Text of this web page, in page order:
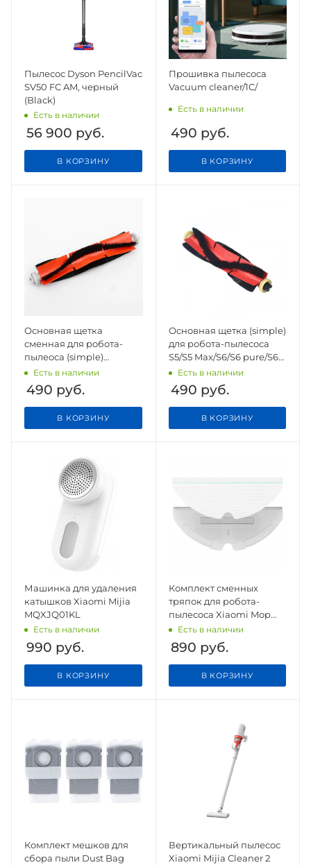
Пылесос Dyson PencilVac
SV50 FC AM, черный
(Black)
Есть в наличии
56 900 руб.
В КОРЗИНУ
Прошивка пылесоса
Vacuum cleaner/1C/
Есть в наличии
490 руб.
В КОРЗИНУ
Основная щетка
сменная для робота-
пылеоса (simple)
Dreame D9/F9/1C/LDS Fin
Есть в наличии
490 руб.
В КОРЗИНУ
Основная щетка (simple)
для робота-пылесоса
S5/S5 Max/S6/S6 pure/S6
Max/1S/VC
Есть в наличии
490 руб.
В КОРЗИНУ
Машинка для удаления
катышков Xiaomi Mijia
MQXJQ01KL
Есть в наличии
990 руб.
В КОРЗИНУ
Комплект сменных
тряпок для робота-
пылесоса Xiaomi Mop
P/Viomi V3/SE/Cleaning
Есть в наличии
890 руб.
В КОРЗИНУ
Комплект мешков для
сбора пыли Dust Bag
Вертикальный пылесос
Xiaomi Mijia Cleaner 2